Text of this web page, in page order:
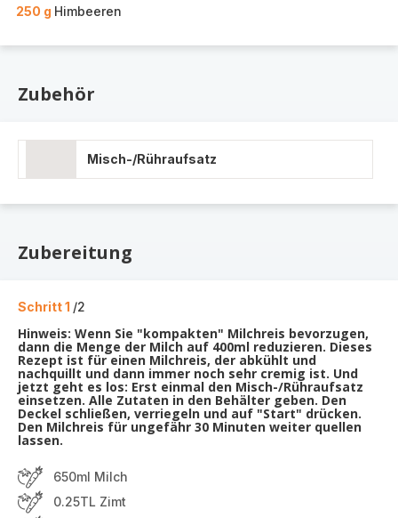
250 g Himbeeren
Zubehör
Misch-/Rühraufsatz
Zubereitung
Schritt 1 /2
Hinweis: Wenn Sie "kompakten" Milchreis bevorzugen,
dann die Menge der Milch auf 400ml reduzieren. Dieses
Rezept ist für einen Milchreis, der abkühlt und
nachquillt und dann immer noch sehr cremig ist. Und
jetzt geht es los: Erst einmal den Misch-/Rühraufsatz
einsetzen. Alle Zutaten in den Behälter geben. Den
Deckel schließen, verriegeln und auf "Start" drücken.
Den Milchreis für ungefähr 30 Minuten weiter quellen
lassen.
650ml Milch
0.25TL Zimt